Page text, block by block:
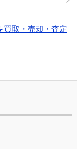
買取・売却・査定